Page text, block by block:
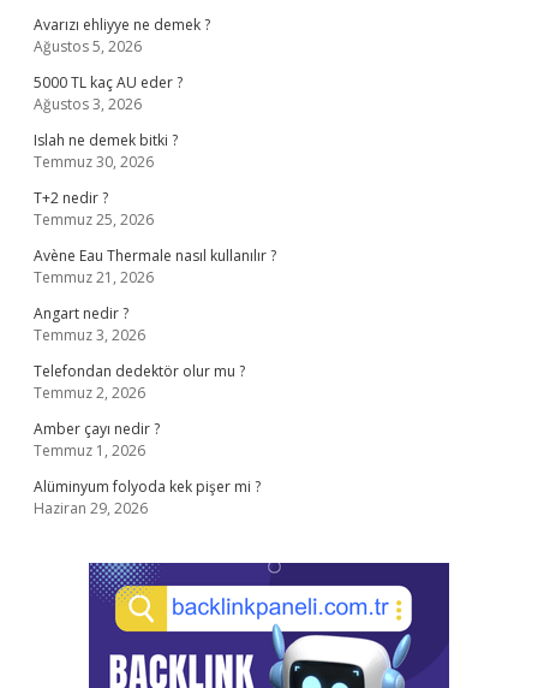
Avarızı ehliyye ne demek ?
Ağustos 5, 2026
5000 TL kaç AU eder ?
Ağustos 3, 2026
Islah ne demek bitki ?
Temmuz 30, 2026
T+2 nedir ?
Temmuz 25, 2026
Avène Eau Thermale nasıl kullanılır ?
Temmuz 21, 2026
Angart nedir ?
Temmuz 3, 2026
Telefondan dedektör olur mu ?
Temmuz 2, 2026
Amber çayı nedir ?
Temmuz 1, 2026
Alüminyum folyoda kek pişer mi ?
Haziran 29, 2026